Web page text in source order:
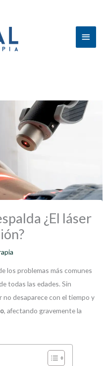
¿El láser
los problemas más comunes
todas las edades. Sin
no desaparece con el tiempo y
, afectando gravemente la